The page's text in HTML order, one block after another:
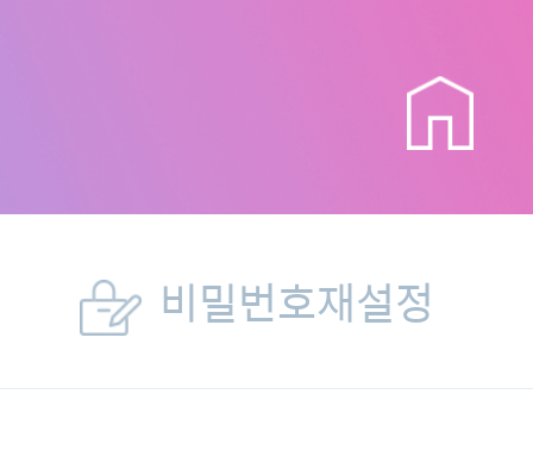
비밀번호재설정